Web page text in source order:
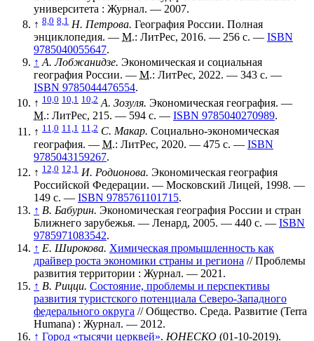
университета : Журнал. — 2007.
↑ 8,0 8,1 Н. Петрова. География России. Полная
энциклопедия. — М.: ЛитРес, 2016. — 256 с. — ISBN
9785040055647.
↑ А. Лобжанидзе. Экономическая и социальная
география России. — М.: ЛитРес, 2022. — 343 с. —
ISBN 9785044476554.
↑ 10,0 10,1 10,2 А. Зозуля. Экономическая география. —
М.: ЛитРес, 215. — 594 с. — ISBN 9785040270989.
↑ 11,0 11,1 11,2 С. Макар. Социально-экономическая
география. — М.: ЛитРес, 2020. — 475 с. — ISBN
9785043159267.
↑ 12,0 12,1 И. Родионова. Экономическая география
Российской Федерации. — Московский Лицей, 1998. —
149 с. — ISBN 9785761101715.
↑ В. Бабурин. Экономическая география России и стран
Ближнего зарубежья. — Ленард, 2005. — 440 с. — ISBN
9785971083542.
↑ Е. Широкова. Химическая промышленность как
драйвер роста экономики страны и региона // Проблемы
развития территории : Журнал. — 2021.
↑ В. Рицци. Состояние, проблемы и перспективы
развития туристского потенциала Северо-Западного
федерального округа // Общество. Среда. Развитие (Terra
Humana) : Журнал. — 2012.
↑ Город «тысячи церквей». ЮНЕСКО (01-10-2019).